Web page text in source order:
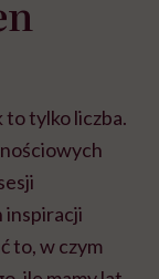
to tylko liczba.
to, w czym